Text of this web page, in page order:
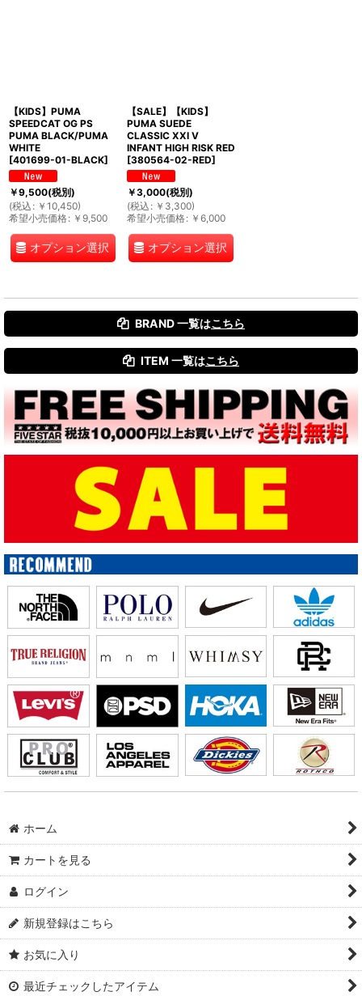
【KIDS】PUMA
SPEEDCAT OG PS
PUMA BLACK/PUMA
WHITE
[401699-01-BLACK]
￥9,500(税別)
(税込 : ￥ 10,450)
希望小売価格: ￥ 9,500
オプション選択
【SALE】【KIDS】
PUMA SUEDE
CLASSIC XXI V
INFANT HIGH RISK RED
[380564-02-RED]
￥3,000(税別)
(税込 : ￥ 3,300)
希望小売価格: ￥ 6,000
オプション選択
BRAND 一覧はこちら
ITEM 一覧はこちら
ホーム
カートを見る
ログイン
新規登録はこちら
お気に入り
最近チェックしたアイテム